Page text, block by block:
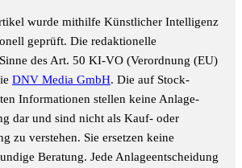
wurde mithilfe Künstlicher Intelligenz
geprüft. Die redaktionelle
des Art. 50 KI-VO (Verordnung (EU)
DNV Media GmbH. Die auf Stock-
Informationen stellen keine Anlage-
dar und sind nicht als Kauf- oder
zu verstehen. Sie ersetzen keine
Beratung. Jede Anlageentscheidung